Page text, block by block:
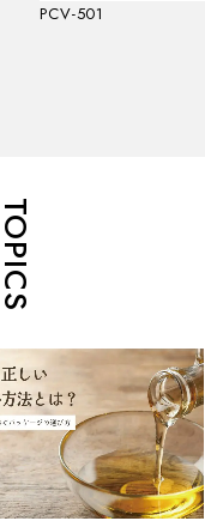
PCV-501